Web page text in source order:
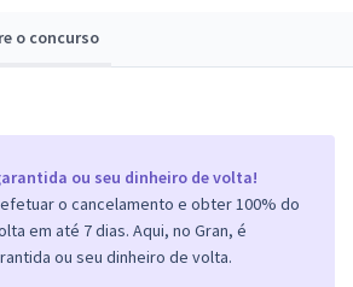
o concurso
ou seu dinheiro de volta!
o cancelamento e obter 100% do
em até 7 dias. Aqui, no Gran, é
ou seu dinheiro de volta.